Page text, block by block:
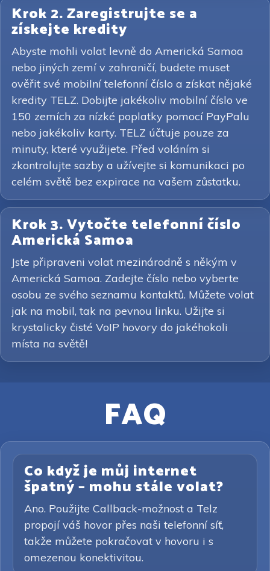
Krok 2. Zaregistrujte se a
získejte kredity
Abyste mohli volat levně do Americká Samoa
nebo jiných zemí v zahraničí, budete muset
ověřit své mobilní telefonní číslo a získat nějaké
kredity TELZ. Dobijte jakékoliv mobilní číslo ve
150 zemích za nízké poplatky pomocí PayPalu
nebo jakékoliv karty. TELZ účtuje pouze za
minuty, které využijete. Před voláním si
zkontrolujte sazby a užívejte si komunikaci po
celém světě bez expirace na vašem zůstatku.
Krok 3. Vytočte telefonní číslo
Americká Samoa
Jste připraveni volat mezinárodně s někým v
Americká Samoa. Zadejte číslo nebo vyberte
osobu ze svého seznamu kontaktů. Můžete volat
jak na mobil, tak na pevnou linku. Užijte si
krystalicky čisté VoIP hovory do jakéhokoli
místa na světě!
FAQ
Co když je můj internet
špatný – mohu stále volat?
Ano. Použijte Callback-možnost a Telz
propojí váš hovor přes naši telefonní síť,
takže můžete pokračovat v hovoru i s
omezenou konektivitou.